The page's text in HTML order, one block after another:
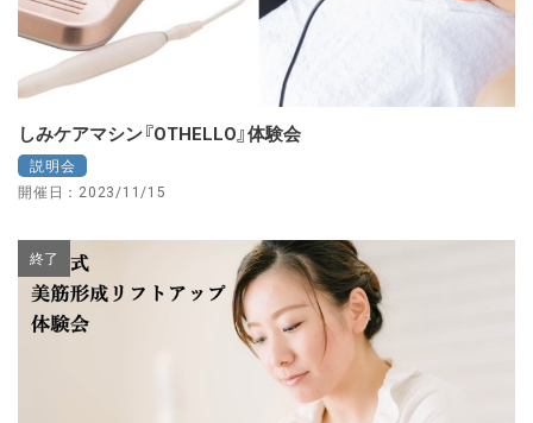
しみケアマシン『OTHELLO』体験会
説明会
開催日：2023/11/15
終了